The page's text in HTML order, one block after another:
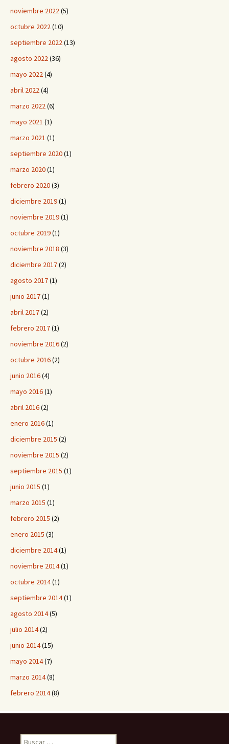
noviembre 2022(5)
octubre 2022(10)
septiembre 2022(13)
agosto 2022(36)
mayo 2022(4)
abril 2022(4)
marzo 2022(6)
mayo 2021 (1)
marzo 2021 (1)
septiembre 2020(1)
marzo 2020(1)
febrero 2020(3)
diciembre 2019(1)
noviembre 2019(1)
octubre 2019(1)
noviembre 2018 (3)
diciembre 2017(2)
agosto 2017(1)
junio 2017(1)
abril 2017(2)
febrero 2017(1)
noviembre 2016(2)
octubre 2016(2)
junio 2016(4)
mayo 2016(1)
abril 2016(2)
enero 2016(1)
diciembre 2015 (2)
noviembre 2015 (2)
septiembre 2015 (1)
junio 2015 (1)
marzo 2015 (1)
febrero 2015 (2)
enero 2015 (3)
diciembre 2014(1)
noviembre 2014(1)
octubre 2014(1)
septiembre 2014(1)
agosto 2014(5)
julio 2014(2)
junio 2014(15)
mayo 2014(7)
marzo 2014(8)
febrero 2014(8)
B